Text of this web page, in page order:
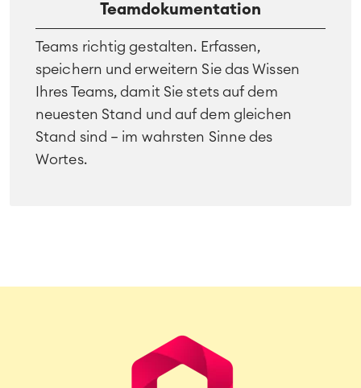
Teamdokumentation
Teams richtig gestalten. Erfassen,
speichern und erweitern Sie das Wissen
Ihres Teams, damit Sie stets auf dem
neuesten Stand und auf dem gleichen
Stand sind – im wahrsten Sinne des
Wortes.